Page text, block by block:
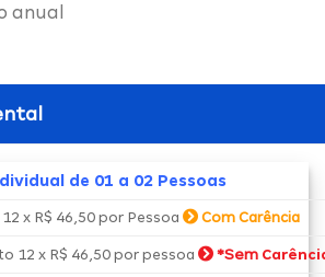
anual
de 01 a 02 Pessoas
x R$ 46,50 por Pessoa Com Carência
12 x R$ 46,50 por pessoa *Sem